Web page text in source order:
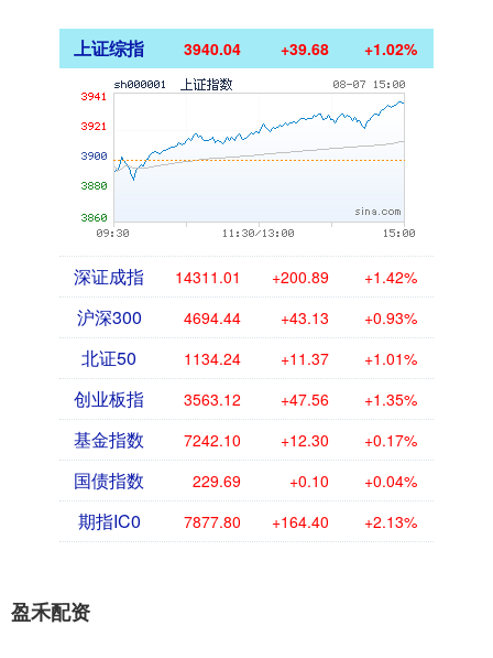
上证综指 3940.04 +39.68 +1.02%
深证成指 14311.01 +200.89 +1.42%
沪深300 4694.44 +43.13 +0.93%
北证50 1134.24 +11.37 +1.01%
创业板指 3563.12 +47.56 +1.35%
基金指数 7242.10 +12.30 +0.17%
国债指数 229.69 +0.10 +0.04%
期指IC0 7877.80 +164.40 +2.13%
盈禾配资